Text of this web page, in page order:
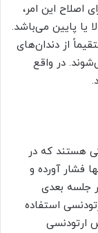
اصلاح این امر،
یا پایین می‌باشد.
از دندان‌های
در واقع
هستند که در
فشار آورده و
جلسه بعدی
استفاده
ارتودنسی